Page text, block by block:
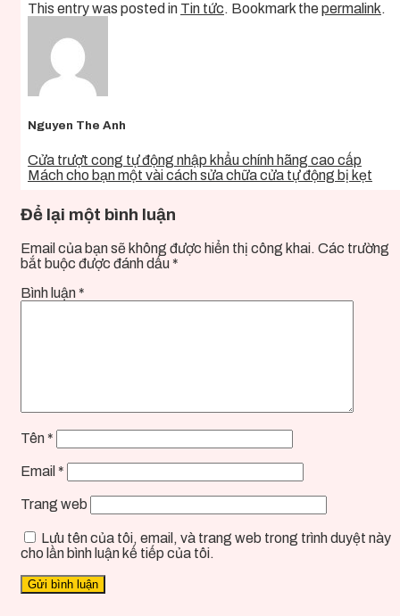
This entry was posted in Tin tức. Bookmark thepermalink.
Nguyen The Anh
Cửa trượt cong tự động nhập khẩu chính hãng cao cấp
Mách cho bạn một vài cách sửa chữa cửa tự động bị kẹt
Để lại một bình luận
Email của bạn sẽ không được hiển thị công khai. Các trường
bắt buộc được đánh dấu *
Bình luận *
Tên *
Email *
Trang web
Lưu tên của tôi, email, và trang web trong trình duyệt này
cho lần bình luận kế tiếp của tôi.